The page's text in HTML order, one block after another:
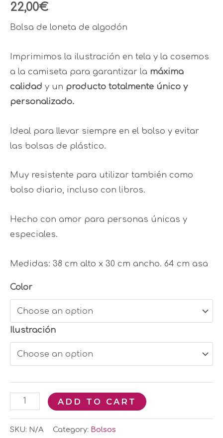
22,00€
Bolsa de loneta de algodón
Imprimimos la ilustración en tela y la cosemos
a la camiseta para garantizar la máxima
calidad y un producto totalmente único y
personalizado.
Ideal para llevar siempre en el bolso y evitar
las bolsas de plástico.
Muy resistente para utilizar también como
bolso diario, incluso con libros.
Hecho con amor para personas únicas y
especiales.
Medidas: 38 cm alto x 30 cm ancho. 64 cm asa
Color
Ilustración
ADD TO CART
SKU: N/A Category: Bolsos